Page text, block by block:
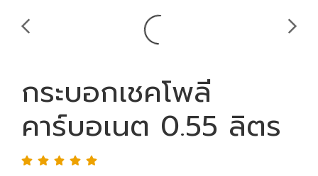
กระบอกเชคโพลี
คาร์บอเนต 0.55 ลิตร